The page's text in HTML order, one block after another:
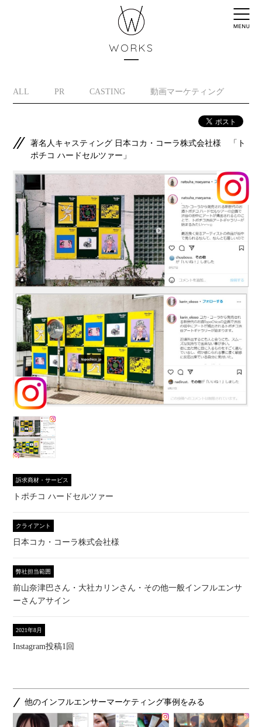
WORKS
ALL PR CASTING 動画マーケティング
著名人キャスティング 日本コカ・コーラ株式会社様 「ト
ポチコ ハードセルツァー」
訴求商材・サービス
トポチコ ハードセルツァー
クライアント
日本コカ・コーラ株式会社様
弊社担当範囲
前山奈津巴さん・大社カリンさん・その他一般インフルエンサ
ーさんアサイン
2021年8月
Instagram投稿1回
他のインフルエンサーマーケティング事例をみる